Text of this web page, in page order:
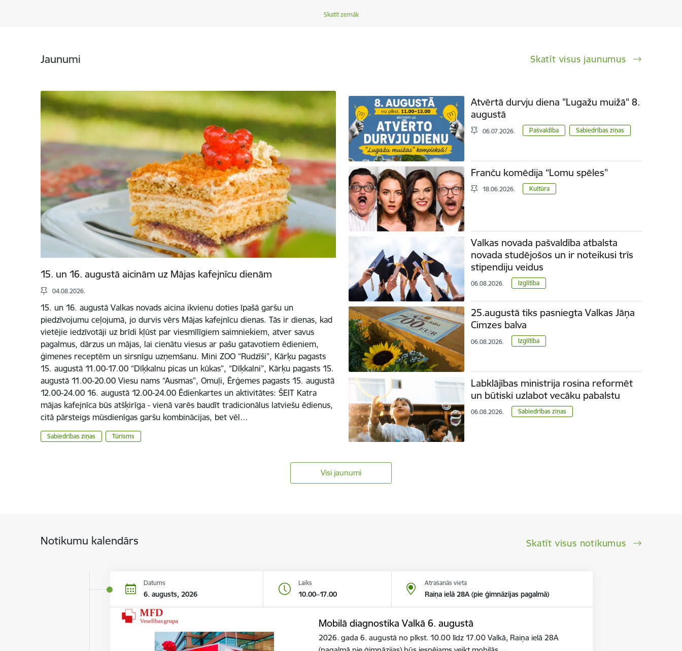
Skatīt zemāk
Jaunumi Skatīt visus jaunumus
15. un 16. augustā aicinām uz Mājas kafejnīcu dienām
04.08.2026.
15. un 16. augustā Valkas novads aicina ikvienu doties īpašā garšu un
piedzīvojumu ceļojumā, jo durvis vērs Mājas kafejnīcu dienas. Tās ir dienas, kad
vietējie iedzīvotāji uz brīdi kļūst par viesmīlīgiem saimniekiem, atver savus
pagalmus, dārzus un mājas, lai cienātu viesus ar pašu gatavotiem ēdieniem,
ģimenes receptēm un sirsnīgu uzņemšanu. Mini ZOO “Rudzīši”, Kārķu pagasts
15. augustā 11.00-17.00 “Dīķkalnu picas un kūkas”, “Dīķkalni”, Kārķu pagasts 15.
augustā 11.00-20.00 Viesu nams “Ausmas”, Omuļi, Ērģemes pagasts 15. augustā
12.00-24.00 16. augustā 12.00-24.00 Ēdienkartes un aktivitātes: ŠEIT Katra
mājas kafejnīca būs atšķirīga - vienā varēs baudīt tradicionālus latviešu ēdienus,
citā pārsteigs mūsdienīgas garšu kombinācijas, bet vēl…
Sabiedrības ziņas Tūrisms
Atvērtā durvju diena "Lugažu muižā" 8.
augustā
06.07.2026. Pašvaldība Sabiedrības ziņas
Franču komēdija “Lomu spēles”
18.06.2026. Kultūra
Valkas novada pašvaldība atbalsta
novada studējošos un ir noteikusi trīs
stipendiju veidus
06.08.2026. Izglītība
25.augustā tiks pasniegta Valkas Jāņa
Cimzes balva
06.08.2026. Izglītība
Labklājības ministrija rosina reformēt
un būtiski uzlabot vecāku pabalstu
06.08.2026. Sabiedrības ziņas
Visi jaunumi
Notikumu kalendārs Skatīt visus notikumus
Datums
6. augusts, 2026
Laiks
10.00–17.00
Atrašanās vieta
Raiņa ielā 28A (pie ģimnāzijas pagalmā)
Mobilā diagnostika Valkā 6. augustā
2026. gada 6. augustā no plkst. 10.00 līdz 17.00 Valkā, Raiņa ielā 28A